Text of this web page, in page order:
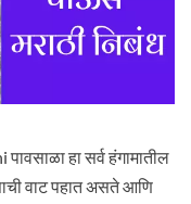
हा सर्व हंगामातील
वाट पहात असते आणि